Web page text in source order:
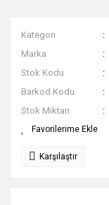
Kategori
Marka
Stok Kodu
Barkod Kodu
Stok Miktarı
Karşılaştır